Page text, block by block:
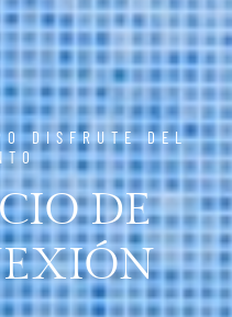
DE
DISFRUTE DEL